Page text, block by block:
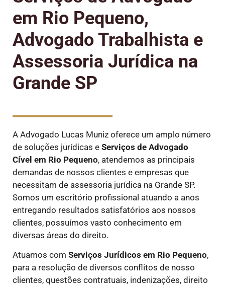
em Rio Pequeno,
Advogado Trabalhista e
Assessoria Jurídica na
Grande SP
A Advogado Lucas Muniz oferece um amplo número
de soluções jurídicas e Serviços de Advogado
Cível em Rio Pequeno, atendemos as principais
demandas de nossos clientes e empresas que
necessitam de assessoria jurídica na Grande SP.
Somos um escritório profissional atuando a anos
entregando resultados satisfatórios aos nossos
clientes, possuímos vasto conhecimento em
diversas áreas do direito.
Atuamos com Serviços Jurídicos em Rio Pequeno,
para a resolução de diversos conflitos de nosso
clientes, questões contratuais, indenizações, direito